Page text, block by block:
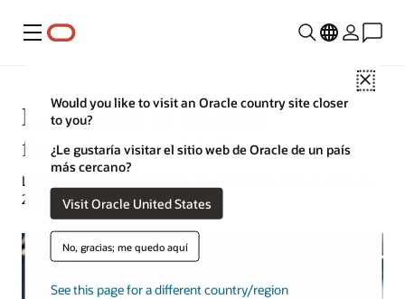
Menú
Close
Would you like to visit an Oracle country site closer
to you?
¿Le gustaría visitar el sitio web de Oracle de un país
más cercano?
Visit Oracle United States
No, gracias; me quedo aquí
See this page for a different country/region
La creación de modelos
financieros en detalle
Lynne Sampson | Estratega de contenido | 18 de abril de
2024